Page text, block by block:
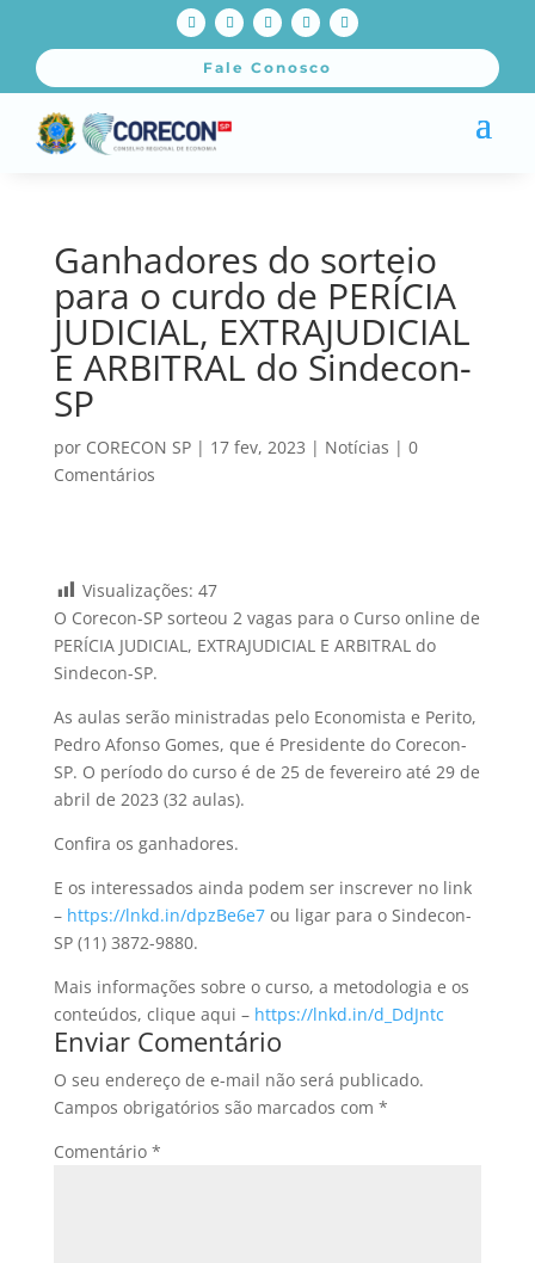
Fale Conosco
Ganhadores do sorteio
para o curdo de PERÍCIA
JUDICIAL, EXTRAJUDICIAL
E ARBITRAL do Sindecon-
SP
por CORECON SP| 17 fev, 2023 | Notícias | 0
Comentários
Visualizações: 47
O Corecon-SP sorteou 2 vagas para o Curso online de
PERÍCIA JUDICIAL, EXTRAJUDICIAL E ARBITRAL do
Sindecon-SP.
As aulas serão ministradas pelo Economista e Perito,
Pedro Afonso Gomes, que é Presidente do Corecon-
SP. O período do curso é de 25 de fevereiro até 29 de
abril de 2023 (32 aulas).
Confira os ganhadores.
E os interessados ainda podem ser inscrever no link
– https://lnkd.in/dpzBe6e7ou ligar para o Sindecon-
SP (11) 3872-9880.
Mais informações sobre o curso, a metodologia e os
conteúdos, clique aqui – https://lnkd.in/d_DdJntc
Enviar Comentário
O seu endereço de e-mail não será publicado.
Campos obrigatórios são marcados com *
Comentário *